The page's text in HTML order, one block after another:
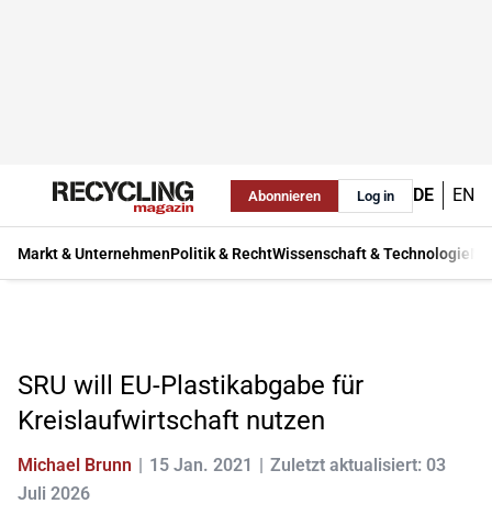
Abonnieren Log in DE EN
Markt & UnternehmenPolitik & RechtWissenschaft & Technologie
SRU will EU-Plastikabgabe für
Kreislaufwirtschaft nutzen
Michael Brunn 15 Jan. 2021
Zuletzt aktualisiert: 03
Juli 2026